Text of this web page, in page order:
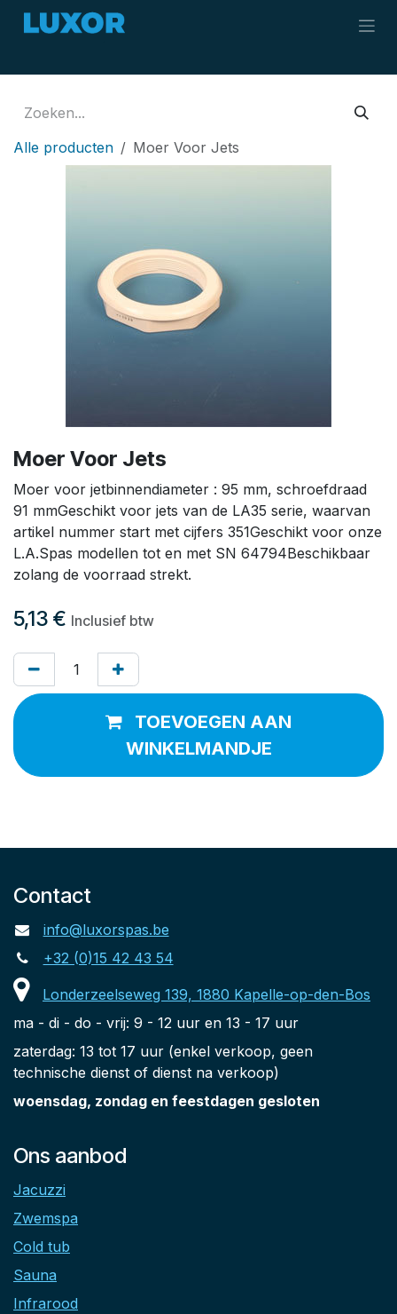
Overslaan naar inhoud
Alle producten Moer Voor Jets
Moer Voor Jets
Moer voor jetbinnendiameter : 95 mm, schroefdraad
91 mmGeschikt voor jets van de LA35 serie, waarvan
artikel nummer start met cijfers 351Geschikt voor onze
L.A.Spas modellen tot en met SN 64794Beschikbaar
zolang de voorraad strekt.
5,13 € Inclusief btw
TOEVOEGEN AAN
WINKELMANDJE
Contact
info@luxorspas.be
+32 (0)15 42 43 54
Londerzeelseweg 139, 1880 Kapelle-op-den-Bos
ma - di - do - vrij: 9 - 12 uur en 13 - 17 uur
zaterdag: 13 tot 17 uur (enkel verkoop, geen
technische dienst of dienst na verkoop)
woensdag, zondag en feestdagen gesloten
Ons aanbod
Jacuzzi
Zwemspa
Cold tub
Sauna
Infrarood